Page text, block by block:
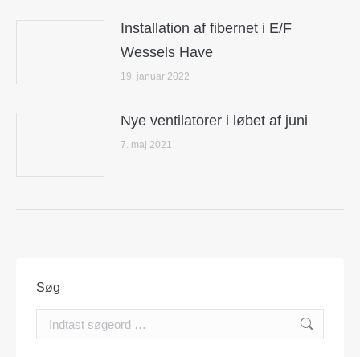
Installation af fibernet i E/F
Wessels Have
19. januar 2022
Nye ventilatorer i løbet af juni
7. maj 2021
Søg
Search: